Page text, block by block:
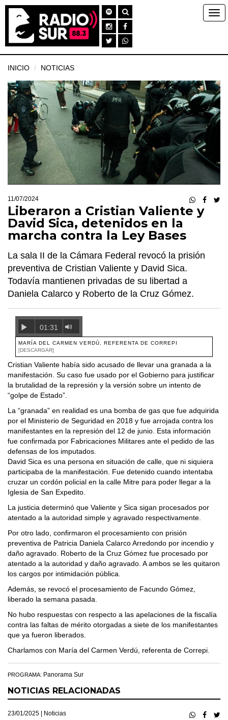
INICIO NOTICIAS
11/07/2024
Liberaron a Cristian Valiente y
David Sica, detenidos en la
marcha contra la Ley Bases
La sala II de la Cámara Federal revocó la prisión
preventiva de Cristian Valiente y David Sica.
Todavía mantienen privadas de su libertad a
Daniela Calarco y Roberto de la Cruz Gómez.
01:31
MARÍA DEL CARMEN VERDÚ, REFERENTA DE CORREPI
[DESCARGAR]
Cristian Valiente había sido acusado de llevar una granada a la
manifestación. Su caso fue usado por el Gobierno para justificar
la brutalidad de la represión y la versión sobre un intento de
“golpe de Estado”.
La “granada” en realidad es una bomba de gas que fue adquirida
por el Ministerio de Seguridad en 2018 y fue arrojada contra los
manifestantes en la represión del 12 de junio. Esta información
fue confirmada por Fabricaciones Militares ante el pedido de las
defensas de los imputados.
David Sica es una persona en situación de calle, que ni siquiera
participaba de la manifestación. Fue detenido cuando intentaba
cruzar un cordón policial en la calle Mitre para poder llegar a la
Iglesia de San Expedito.
La justicia determinó que Valiente y Sica sigan procesados por
atentado a la autoridad simple y agravado respectivamente.
Por otro lado, confirmaron el procesamiento con prisión
preventiva de Patricia Daniela Calarco Arredondo por incendio y
daño agravado. Roberto de la Cruz Gómez fue procesado por
atentado a la autoridad y daño agravado. A ambos se les quitaron
los cargos por intimidación pública.
Además, se revocó el procesamiento de Facundo Gómez,
liberado la semana pasada.
No hubo respuestas con respecto a las apelaciones de la fiscalía
contra las faltas de mérito otorgadas a siete de los manifestantes
que ya fueron liberados.
Charlamos con María del Carmen Verdú, referenta de Correpi.
PROGRAMA: Panorama Sur
NOTICIAS RELACIONADAS
23/01/2025 | Noticias